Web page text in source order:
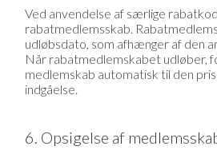
Ved anvendelse af særlige
rabatmedlemsskab.
udløbsdato, som afhænger af den
Når rabatmedlemskabet udløber,
medlemskab automatisk til den
indgåelse.
6. Opsigelse af